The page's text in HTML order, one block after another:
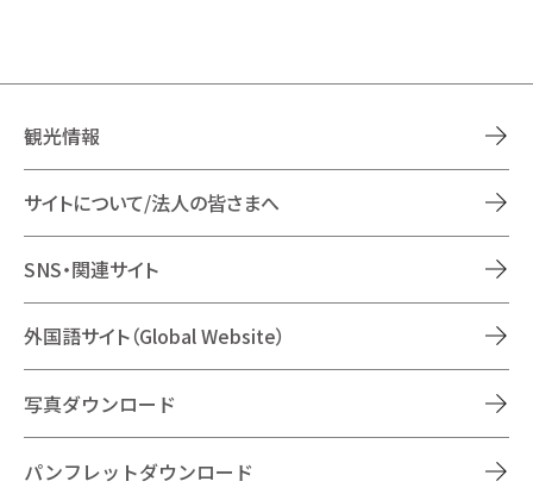
観光情報
サイトについて/法人の皆さまへ
SNS・関連サイト
外国語サイト（Global Website）
写真ダウンロード
パンフレットダウンロード